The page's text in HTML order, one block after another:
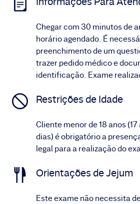
Chegar com 30 minutos de
horário agendado. É
preenchimento de um
trazer pedido médico e
identificação. Exame
Restrições de Idade
Cliente menor de 18 anos (17
dias) é obrigatório a
legal para a realização do
Orientações de Jejum
Este exame não necessita